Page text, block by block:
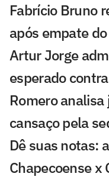
Fabrício Bruno
após empate
Artur Jorge
esperado
Romero analisa
cansaço pela
Dê suas notas:
Chapecoense x